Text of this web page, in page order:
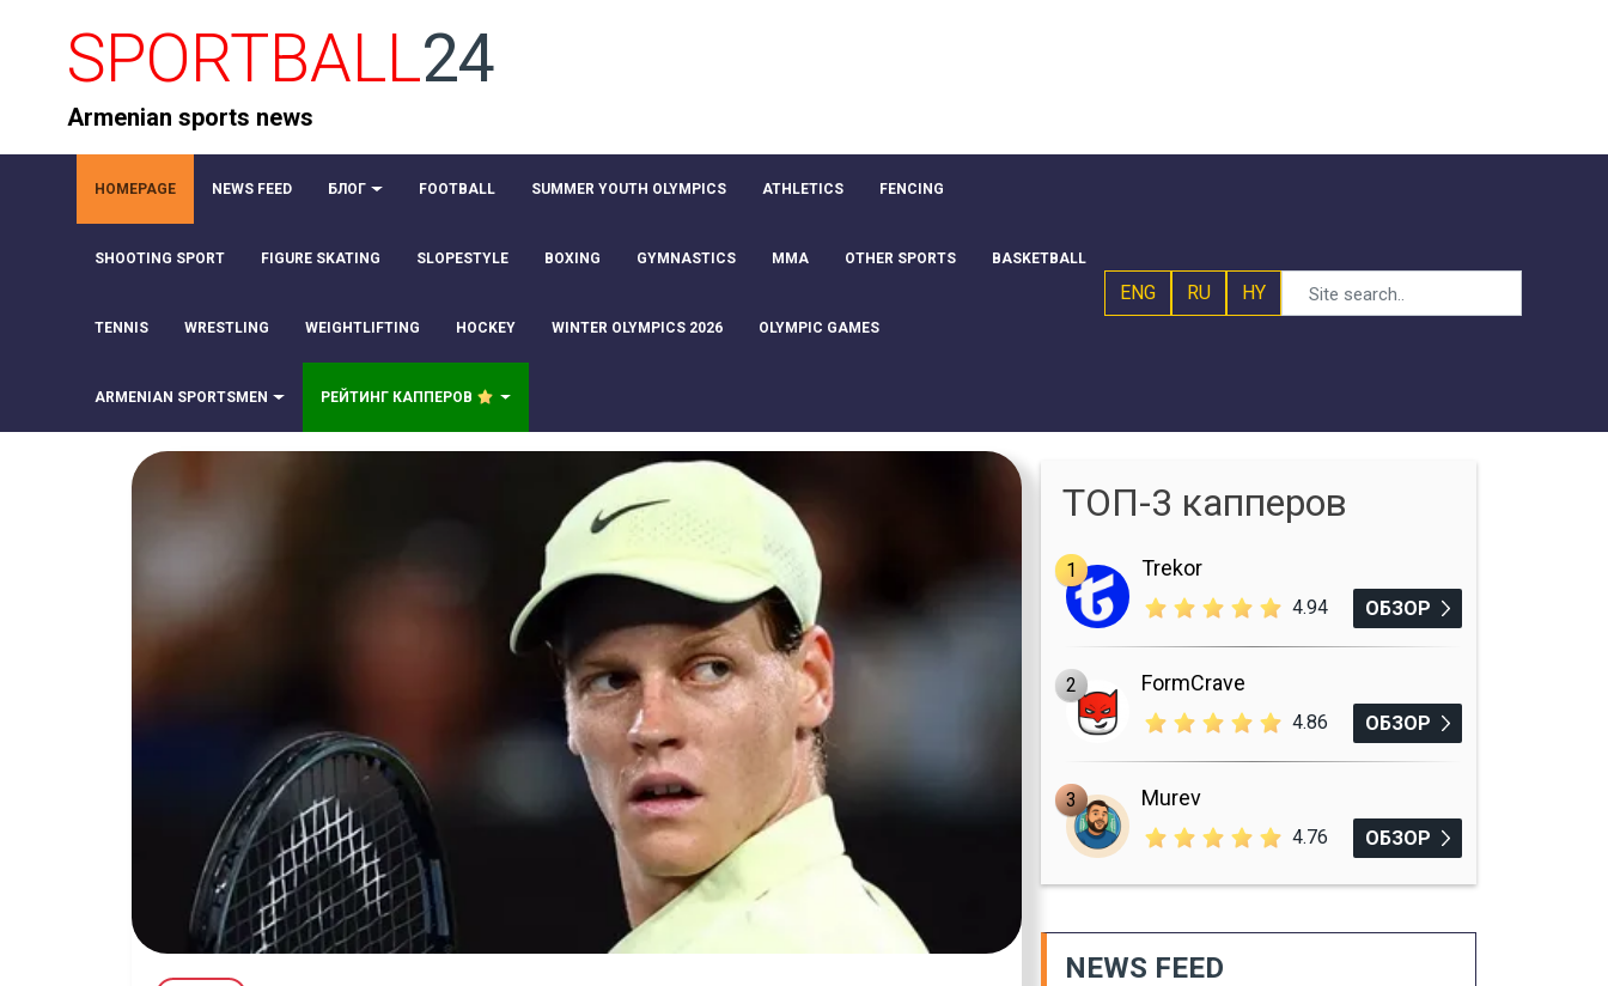
SPORTBALL24
Armenian sports news
HOMEPAGE NEWS FEED БЛОГ FOOTBALL SUMMER YOUTH OLYMPICS ATHLETICS FENCING
SHOOTING SPORT FIGURE SKATING SLOPESTYLE BOXING GYMNASTICS MMA OTHER SPORTS BASKETBALL
TENNIS WRESTLING WEIGHTLIFTING HOCKEY WINTER OLYMPICS 2026 OLYMPIC GAMES
ARMENIAN SPORTSMEN РЕЙТИНГ КАППЕРОВ
ENG RU HY
ТОП-3 капперов
1 Trekor
4.94 ОБЗОР
2 FormCrave
4.86 ОБЗОР
3 Murev
4.76 ОБЗОР
NEWS FEED